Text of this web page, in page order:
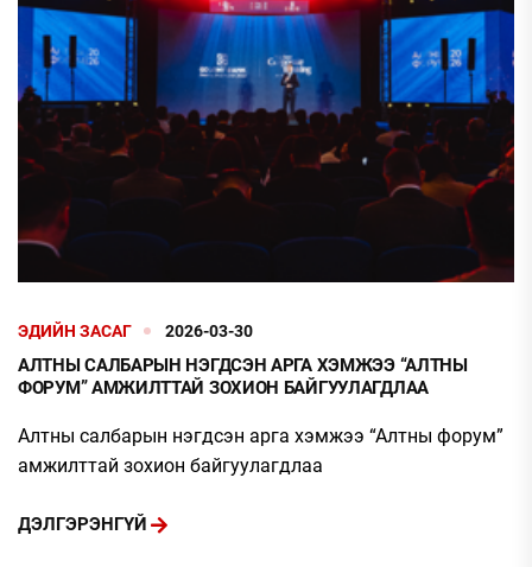
ЭДИЙН ЗАСАГ 2026-03-30
АЛТНЫ САЛБАРЫН НЭГДСЭН АРГА ХЭМЖЭЭ “АЛТНЫ
ФОРУМ” АМЖИЛТТАЙ ЗОХИОН БАЙГУУЛАГДЛАА
Алтны салбарын нэгдсэн арга хэмжээ “Алтны форум”
амжилттай зохион байгуулагдлаа
ДЭЛГЭРЭНГҮЙ